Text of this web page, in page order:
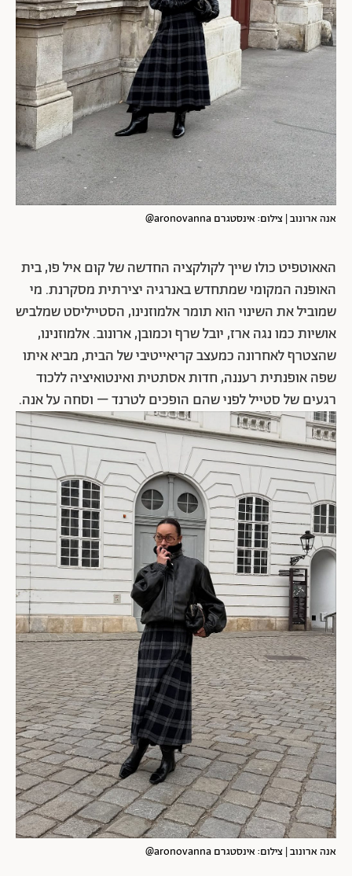
אנה ארונוב | צילום: אינסטגרם aronovanna@
האאוטפיט כולו שייך לקולקציה החדשה של קום איל פו, בית
האופנה המקומי שמתחדש באנרגיה יצירתית מסקרנת. מי
שמוביל את השינוי הוא תומר אלמוזנינו, הסטייליסט שמלביש
אושיות כמו נגה ארז, יובל שרף וכמובן, ארונוב. אלמוזנינו,
שהצטרף לאחרונה כמעצב קריאייטיבי של הבית, מביא איתו
שפה אופנתית רעננה, חדות אסתטית ואינטואיציה ללכוד
רגעים של סטייל לפני שהם הופכים לטרנד – וסחה על אנה.
אנה ארונוב | צילום: אינסטגרם aronovanna@